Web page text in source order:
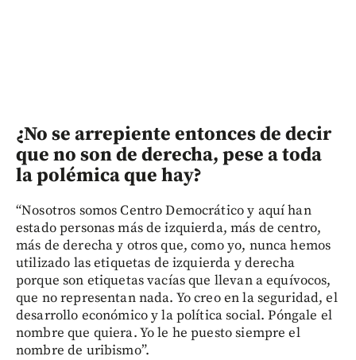
¿No se arrepiente entonces de decir
que no son de derecha, pese a toda
la polémica que hay?
“Nosotros somos Centro Democrático y aquí han
estado personas más de izquierda, más de centro,
más de derecha y otros que, como yo, nunca hemos
utilizado las etiquetas de izquierda y derecha
porque son etiquetas vacías que llevan a equívocos,
que no representan nada. Yo creo en la seguridad, el
desarrollo económico y la política social. Póngale el
nombre que quiera. Yo le he puesto siempre el
nombre de uribismo”.